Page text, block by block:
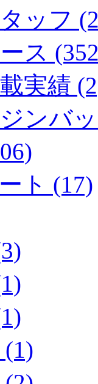
ッフ
ス
実績
ンバ
ト (17)
(1)